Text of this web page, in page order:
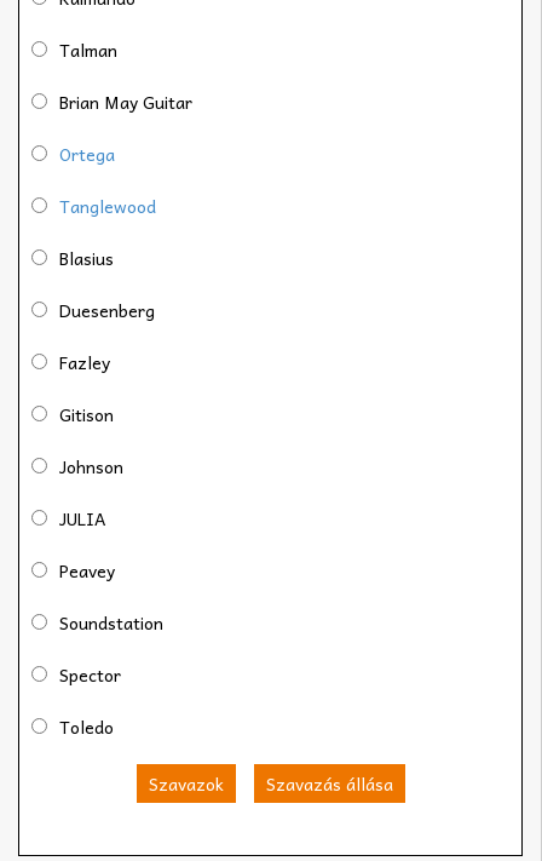
Talman
Brian May Guitar
Ortega
Tanglewood
Blasius
Duesenberg
Fazley
Gitison
Johnson
JULIA
Peavey
Soundstation
Spector
Toledo
Szavazok Szavazás állása